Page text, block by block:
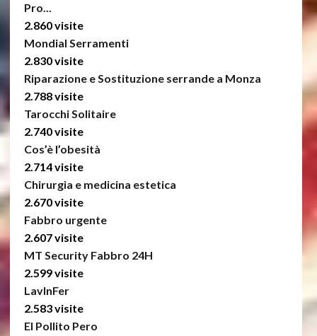
Pro...
2.860 visite
Mondial Serramenti
2.830 visite
Riparazione e Sostituzione serrande a Monza
2.788 visite
Tarocchi Solitaire
2.740 visite
Cos’è l’obesità
2.714 visite
Chirurgia e medicina estetica
2.670 visite
Fabbro urgente
2.607 visite
MT Security Fabbro 24H
2.599 visite
LavInFer
2.583 visite
El Pollito Pero